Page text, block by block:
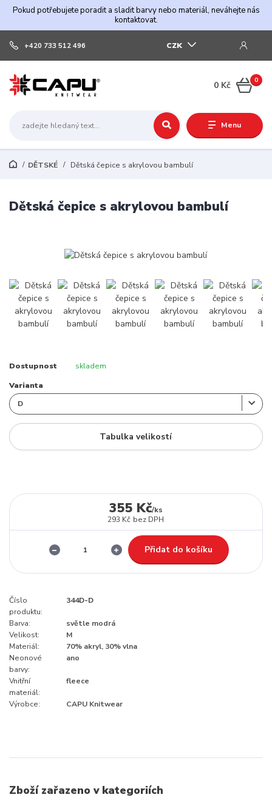
Pokud potřebujete poradit a sladit barvy nebo materiál, neváhejte nás
kontaktovat.
Menu
CZK
+420 733 512 496
0
0 Kč
DĚTSKÉ Dětská čepice s akrylovou bambulí
Dětská čepice s akrylovou bambulí
Dostupnost skladem
Varianta
Tabulka velikostí
355 Kč/ks
293 Kč bez DPH
Přidat do košíku
Číslo
produktu:
344D-D
Barva:
světle modrá
Velikost:
M
Materiál:
70% akryl, 30% vlna
Neonové
barvy:
ano
Vnitřní
materiál:
fleece
Výrobce: CAPU Knitwear
Zboží zařazeno v kategoriích